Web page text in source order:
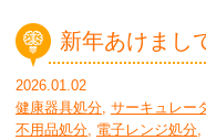
新年あけまし
2026.01.02
健康器具処分, サーキュレー
不用品処分, 電子レンジ処分,